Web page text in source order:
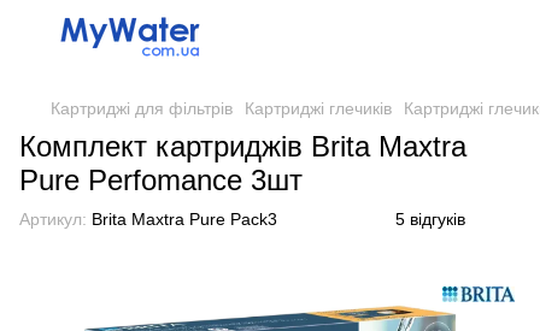
Картриджі для фільтрів Картриджі глечиків Картриджі
Комплект картриджів Brita Maxtra
Pure Perfomance 3шт
Артикул: Brita Maxtra Pure Pack3 5 відгуків